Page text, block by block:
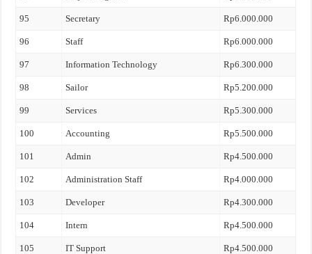
95 Secretary Rp6.000.000
96 Staff Rp6.000.000
97 Information Technology Rp6.300.000
98 Sailor Rp5.200.000
99 Services Rp5.300.000
100 Accounting Rp5.500.000
101 Admin Rp4.500.000
102 Administration Staff Rp4.000.000
103 Developer Rp4.300.000
104 Intern Rp4.500.000
105 IT Support Rp4.500.000